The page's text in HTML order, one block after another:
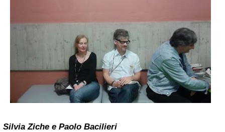
Silvia Ziche e Paolo Bacilieri